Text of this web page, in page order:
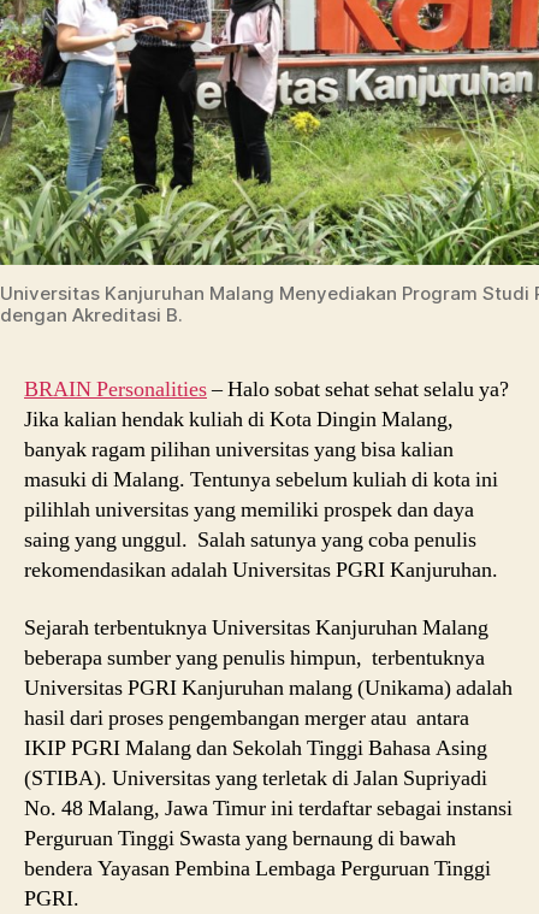
Universitas Kanjuruhan Malang Menyediakan Program Studi
dengan Akreditasi B.
BRAIN Personalities– Halo sobat sehat sehat selalu ya?
Jika kalian hendak kuliah di Kota Dingin Malang,
banyak ragam pilihan universitas yang bisa kalian
masuki di Malang. Tentunya sebelum kuliah di kota ini
pilihlah universitas yang memiliki prospek dan daya
saing yang unggul. Salah satunya yang coba penulis
rekomendasikan adalah Universitas PGRI Kanjuruhan.
Sejarah terbentuknya Universitas Kanjuruhan Malang
beberapa sumber yang penulis himpun, terbentuknya
Universitas PGRI Kanjuruhan malang (Unikama) adalah
hasil dari proses pengembangan merger atau antara
IKIP PGRI Malang dan Sekolah Tinggi Bahasa Asing
(STIBA). Universitas yang terletak di Jalan Supriyadi
No. 48 Malang, Jawa Timur ini terdaftar sebagai instansi
Perguruan Tinggi Swasta yang bernaung di bawah
bendera Yayasan Pembina Lembaga Perguruan Tinggi
PGRI.